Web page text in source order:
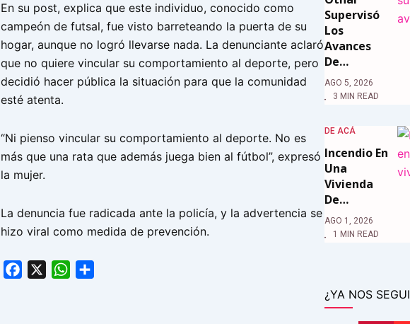
En su post, explica que este individuo, conocido como
campeón de futsal, fue visto barreteando la puerta de su
hogar, aunque no logró llevarse nada. La denunciante aclaró
que no quiere vincular su comportamiento al deporte, pero
decidió hacer pública la situación para que la comunidad
esté atenta.
“Ni pienso vincular su comportamiento al deporte. No es
más que una rata que además juega bien al fútbol”, expresó
la mujer.
La denuncia fue radicada ante la policía, y la advertencia se
hizo viral como medida de prevención.
Facebook WhatsApp
Supervisó
Los
Avances
De…
AGO 5, 2026
3 MIN READ
DE ACÁ
Incendio En
Una
Vivienda
De…
AGO 1, 2026
1 MIN READ
¿YA NOS